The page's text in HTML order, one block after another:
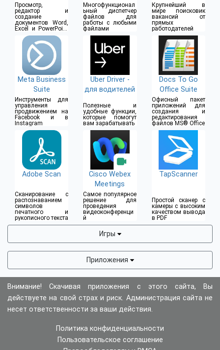
PDF
Просмотр,
редактор и
создание
документов Word,
Excel и PowerPoint
и PDF
Многофункционал
ьный диспетчер
файлов для
работы с любыми
файлами
Крупнейший в
мире поисковик
вакансий от
прямых
работодателей
Meta Business
Suite
Инструменты для
управления
продвижением на
Facebook и в
Instagram
Uber Driver -
для водителей
Полезные и
удобные функции,
которые помогут
вам зарабатывать
Docs To Go
Office Suite
Офисный пакет
приложений для
создания и
редактирования
файлов MS® Office
Adobe Scan
Сканирование с
распознаванием
символов
печатного и
рукописного текста
Cisco Webex
Meetings
Самое популярное
решение для
проведения
видеоконференци
й
TapScanner
Простой сканер с
камеры с высоким
качеством вывода
в PDF
Игры
Приложения
Внимание! Скачивая приложения с этого сайта, Вы
действуете на свой страх и риск. Администрация сайта не
несет ответственности за ваши действия.
Политика конфиденциальности
Пользовательское соглашение